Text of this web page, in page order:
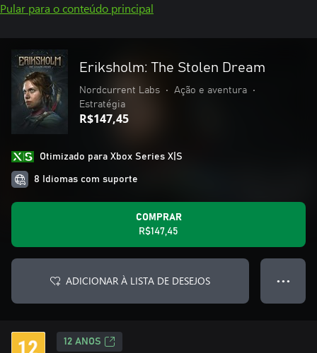
Pular para o conteúdo principal
Eriksholm: The Stolen Dream
Nordcurrent Labs • Ação e aventura
•
Estratégia
R$147,45
Otimizado para Xbox Series X|S
8 Idiomas com suporte
COMPRAR
R$147,45
ADICIONAR À LISTA DE DESEJOS ● ● ●
12 ANOS